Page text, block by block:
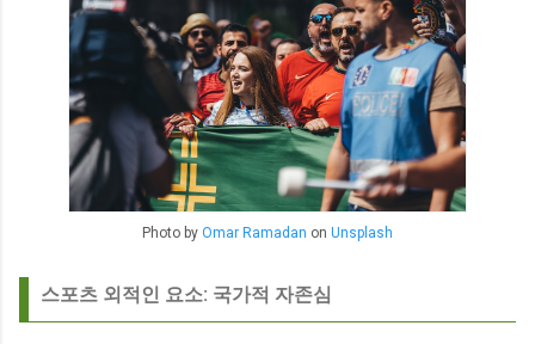
Photo by Omar Ramadan on Unsplash
스포츠 외적인 요소: 국가적 자존심